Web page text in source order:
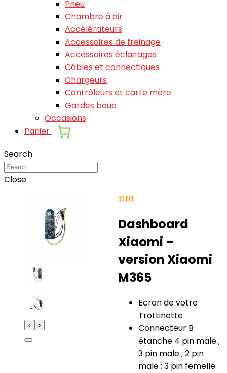
Pneu
Chambre à air
Accélérateurs
Accessoires de freinage
Accessoires éclairages
Câbles et connectiques
Chargeurs
Contrôleurs et carte mère
Gardes boue
Occasions
Panier
Search
Close
‹ ›
39.00€
Dashboard
Xiaomi –
version Xiaomi
M365
Ecran de votre
Trottinette
Connecteur B
étanche 4 pin male ;
3 pin male ; 2 pin
male ; 3 pin femelle